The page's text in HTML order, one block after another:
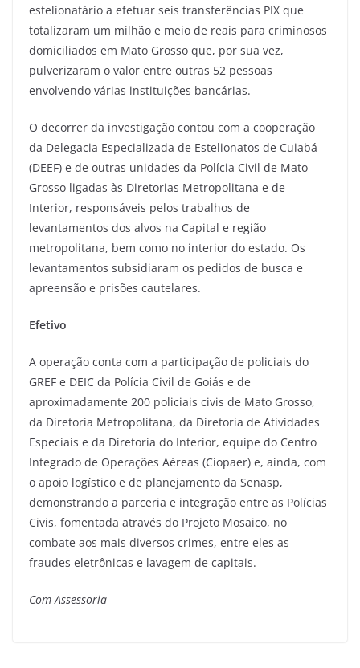
estelionatário a efetuar seis transferências PIX que
totalizaram um milhão e meio de reais para criminosos
domiciliados em Mato Grosso que, por sua vez,
pulverizaram o valor entre outras 52 pessoas
envolvendo várias instituições bancárias.
O decorrer da investigação contou com a cooperação
da Delegacia Especializada de Estelionatos de Cuiabá
(DEEF) e de outras unidades da Polícia Civil de Mato
Grosso ligadas às Diretorias Metropolitana e de
Interior, responsáveis pelos trabalhos de
levantamentos dos alvos na Capital e região
metropolitana, bem como no interior do estado. Os
levantamentos subsidiaram os pedidos de busca e
apreensão e prisões cautelares.
Efetivo
A operação conta com a participação de policiais do
GREF e DEIC da Polícia Civil de Goiás e de
aproximadamente 200 policiais civis de Mato Grosso,
da Diretoria Metropolitana, da Diretoria de Atividades
Especiais e da Diretoria do Interior, equipe do Centro
Integrado de Operações Aéreas (Ciopaer) e, ainda, com
o apoio logístico e de planejamento da Senasp,
demonstrando a parceria e integração entre as Polícias
Civis, fomentada através do Projeto Mosaico, no
combate aos mais diversos crimes, entre eles as
fraudes eletrônicas e lavagem de capitais.
Com Assessoria